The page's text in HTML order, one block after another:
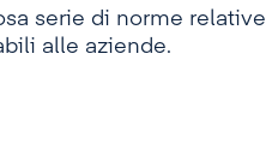
serie di norme relative
alle aziende.